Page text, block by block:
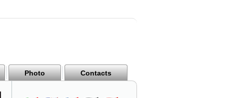
Photo Contacts